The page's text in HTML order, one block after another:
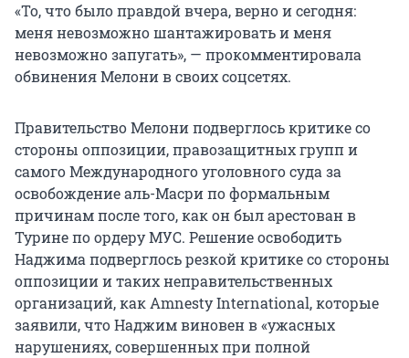
«То, что было правдой вчера, верно и сегодня:
меня невозможно шантажировать и меня
невозможно запугать», — прокомментировала
обвинения Мелони в своих соцсетях.
Правительство Мелони подверглось критике со
стороны оппозиции, правозащитных групп и
самого Международного уголовного суда за
освобождение аль-Масри по формальным
причинам после того, как он был арестован в
Турине по ордеру МУС. Решение освободить
Наджима подверглось резкой критике со стороны
оппозиции и таких неправительственных
организаций, как Amnesty International, которые
заявили, что Наджим виновен в «ужасных
нарушениях, совершенных при полной